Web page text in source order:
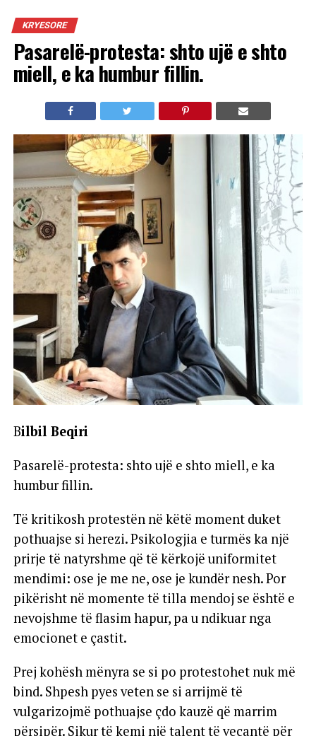
KRYESORE
Pasarelë-protesta: shto ujë e shto
miell, e ka humbur fillin.
Bilbil Beqiri
Pasarelë-protesta: shto ujë e shto miell, e ka
humbur fillin.
Të kritikosh protestën në këtë moment duket
pothuajse si herezi. Psikologjia e turmës ka një
prirje të natyrshme që të kërkojë uniformitet
mendimi: ose je me ne, ose je kundër nesh. Por
pikërisht në momente të tilla mendoj se është e
nevojshme të flasim hapur, pa u ndikuar nga
emocionet e çastit.
Prej kohësh mënyra se si po protestohet nuk më
bind. Shpesh pyes veten se si arrijmë të
vulgarizojmë pothuajse çdo kauzë që marrim
përsipër. Sikur të kemi një talent të veçantë për